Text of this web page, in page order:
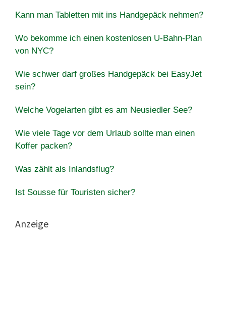
Kann man Tabletten mit ins Handgepäck nehmen?
Wo bekomme ich einen kostenlosen U-Bahn-Plan
von NYC?
Wie schwer darf großes Handgepäck bei EasyJet
sein?
Welche Vogelarten gibt es am Neusiedler See?
Wie viele Tage vor dem Urlaub sollte man einen
Koffer packen?
Was zählt als Inlandsflug?
Ist Sousse für Touristen sicher?
Anzeige